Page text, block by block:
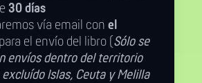
30 días
vía email con el
para el envío del libro ( Sólo se
envíos dentro del territorio
Islas, Ceuta y Melilla